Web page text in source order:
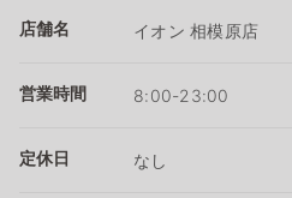
店舗名 イオン 相模原店
営業時間 8:00-23:00
定休日 なし